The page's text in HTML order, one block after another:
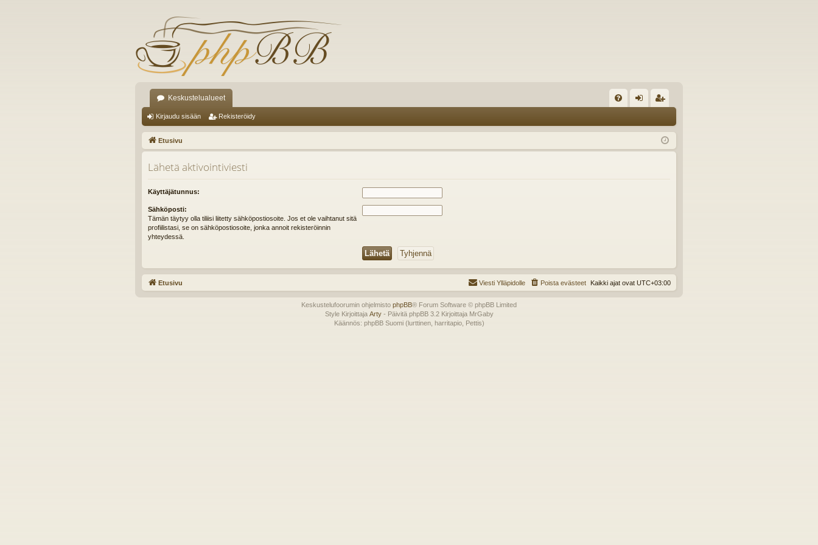
Keskustelualueet
K
K
au
du
ist
er
Kirjaudu sisään Rekisteröidy
Etusivu
Lähetä aktivointiviesti
Käyttäjätunnus:
Sähköposti:
Tämän täytyy olla tiliisi liitetty sähköpostiosoite. Jos et ole vaihtanut sitä
profiilistasi, se on sähköpostiosoite, jonka annoit rekisteröinnin
yhteydessä.
Etusivu Kaikki ajat ovat UTC+03:00
Poista evästeet
Viesti Ylläpidolle
Keskustelufoorumin ohjelmisto phpBB® Forum Software © phpBB Limited
Style Kirjoittaja Arty- Päivitä phpBB 3.2 Kirjoittaja MrGaby
Käännös: phpBB Suomi (lurttinen, harritapio, Pettis)